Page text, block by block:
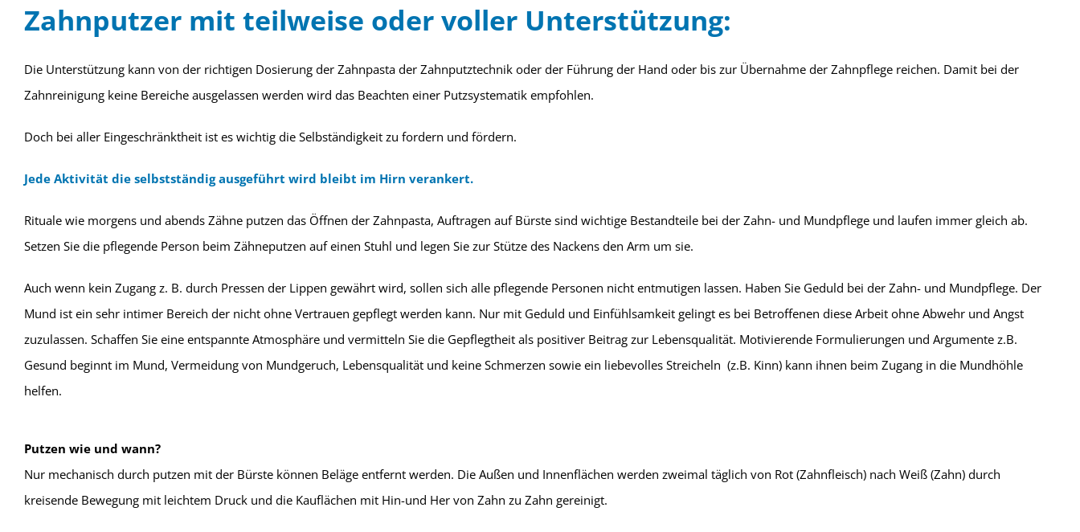
Zahnputzer mit teilweise oder voller Unterstützung:
Die Unterstützung kann von der richtigen Dosierung der Zahnpasta der Zahnputztechnik oder der Führung der Hand oder bis zur Übernahme der Zahnpflege reichen. Damit bei der
Zahnreinigung keine Bereiche ausgelassen werden wird das Beachten einer Putzsystematik empfohlen.
Doch bei aller Eingeschränktheit ist es wichtig die Selbständigkeit zu fordern und fördern.
Jede Aktivität die selbstständig ausgeführt wird bleibt im Hirn verankert.
Rituale wie morgens und abends Zähne putzen das Öffnen der Zahnpasta, Auftragen auf Bürste sind wichtige Bestandteile bei der Zahn- und Mundpflege und laufen immer gleich ab.
Setzen Sie die pflegende Person beim Zähneputzen auf einen Stuhl und legen Sie zur Stütze des Nackens den Arm um sie.
Auch wenn kein Zugang z. B. durch Pressen der Lippen gewährt wird, sollen sich alle pflegende Personen nicht entmutigen lassen. Haben Sie Geduld bei der Zahn- und Mundpflege. Der
Mund ist ein sehr intimer Bereich der nicht ohne Vertrauen gepflegt werden kann. Nur mit Geduld und Einfühlsamkeit gelingt es bei Betroffenen diese Arbeit ohne Abwehr und Angst
zuzulassen. Schaffen Sie eine entspannte Atmosphäre und vermitteln Sie die Gepflegtheit als positiver Beitrag zur Lebensqualität. Motivierende Formulierungen und Argumente z.B.
Gesund beginnt im Mund, Vermeidung von Mundgeruch, Lebensqualität und keine Schmerzen sowie ein liebevolles Streicheln (z.B. Kinn) kann ihnen beim Zugang in die Mundhöhle
helfen.
Putzen wie und wann?
Nur mechanisch durch putzen mit der Bürste können Beläge entfernt werden. Die Außen und Innenflächen werden zweimal täglich von Rot (Zahnfleisch) nach Weiß (Zahn) durch
kreisende Bewegung mit leichtem Druck und die Kauflächen mit Hin-und Her von Zahn zu Zahn gereinigt.